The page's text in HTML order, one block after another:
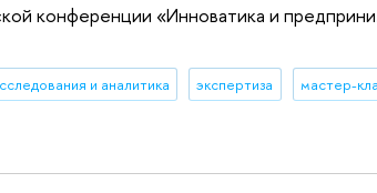
конференции «Инноватика и
и аналитика экспертиза мастер-